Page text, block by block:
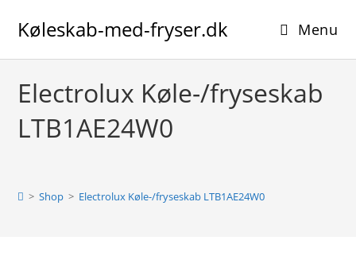
content
Køleskab-med-fryser.dk Menu
Electrolux Køle-/fryseskab
LTB1AE24W0
> Shop > Electrolux Køle-/fryseskab LTB1AE24W0